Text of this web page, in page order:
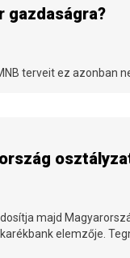
gazdaságra?
terveit ez azonban
majd
elemzője.